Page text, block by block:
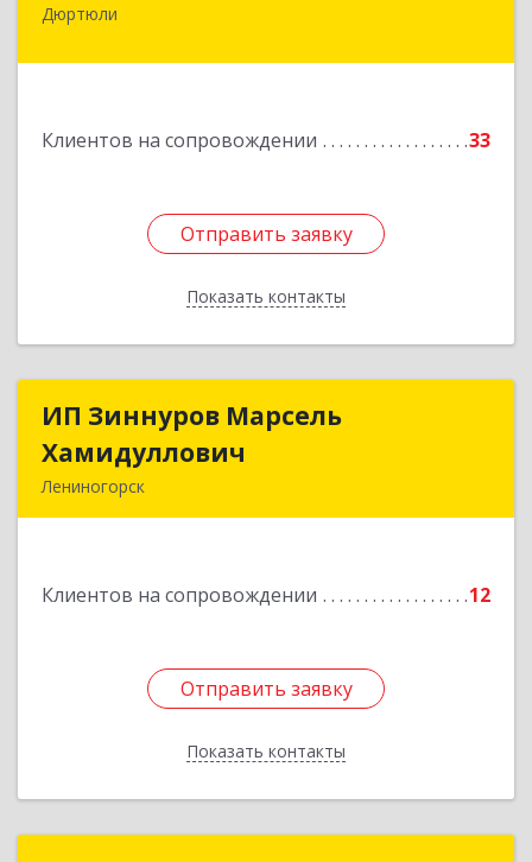
Дюртюли
Клиентов на сопровождении 33
Отправить заявку
Показать контакты
452320, Башкортостан Респ, Дюртюли г,
Отправить заявку
Назад
ИП Зиннуров Марсель
Хамидуллович
Лениногорск
Клиентов на сопровождении 12
Отправить заявку
Показать контакты
ИП Зиннуров Марсель
Подробнее
Отправить заявку
Назад